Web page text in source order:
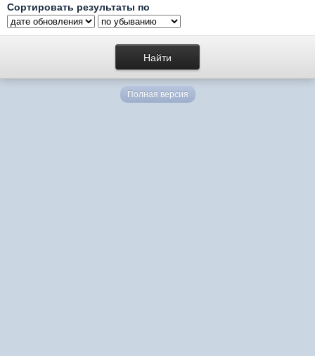
Сортировать результаты по
Полная версия